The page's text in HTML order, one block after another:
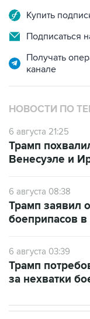
Купить
Подписаться
Получать
канале
НОВОСТИ ПО
6 августа 21:25
Трамп
Венесуэле и
6 августа 08:38
Трамп заявил
боеприпасов
6 августа 03:39
Трамп
за нехватки